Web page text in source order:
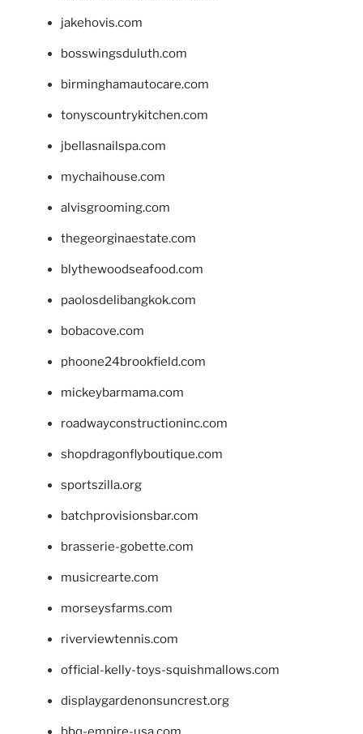
jakehovis.com
bosswingsduluth.com
birminghamautocare.com
tonyscountrykitchen.com
jbellasnailspa.com
mychaihouse.com
alvisgrooming.com
thegeorginaestate.com
blythewoodseafood.com
paolosdelibangkok.com
bobacove.com
phoone24brookfield.com
mickeybarmama.com
roadwayconstructioninc.com
shopdragonflyboutique.com
sportszilla.org
batchprovisionsbar.com
brasserie-gobette.com
musicrearte.com
morseysfarms.com
riverviewtennis.com
official-kelly-toys-squishmallows.com
displaygardenonsuncrest.org